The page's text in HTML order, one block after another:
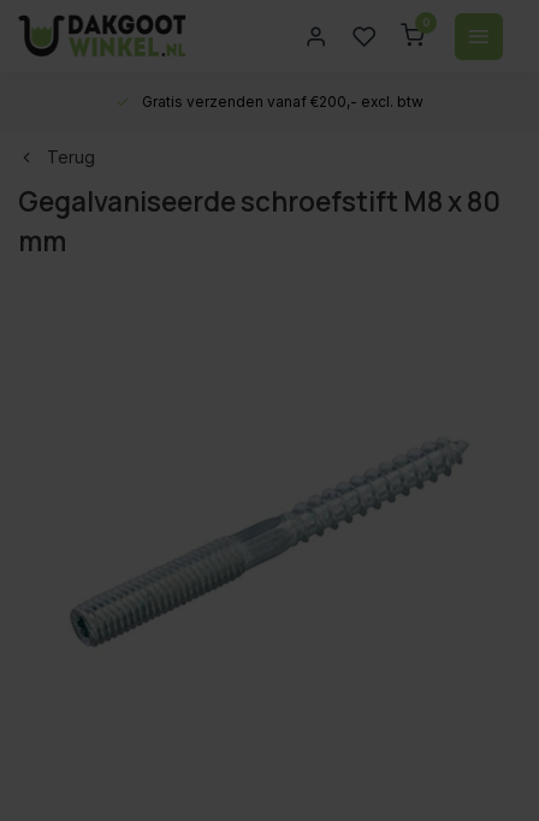
0
Gratis verzenden vanaf €200,- excl. btw
Terug
Gegalvaniseerde schroefstift M8 x 80
mm